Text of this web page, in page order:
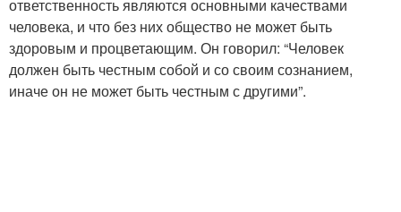
ответственность являются основными качествами
человека, и что без них общество не может быть
здоровым и процветающим. Он говорил: “Человек
должен быть честным собой и со своим сознанием,
иначе он не может быть честным с другими”.